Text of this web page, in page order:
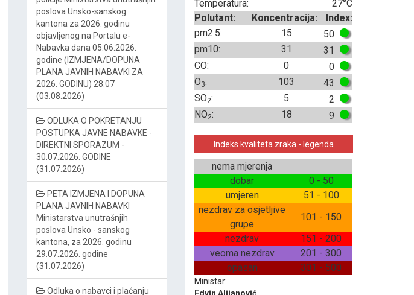
poslova Unsko-sanskog
kantona za 2026. godinu
objavljenog na Portalu e-
Nabavka dana 05.06.2026.
godine (IZMJENA/DOPUNA
PLANA JAVNIH NABAVKI ZA
2026. GODINU) 28.07
(03.08.2026)
ODLUKA O POKRETANJU
POSTUPKA JAVNE NABAVKE -
DIREKTNI SPORAZUM -
30.07.2026. GODINE
(31.07.2026)
PETA IZMJENA I DOPUNA
PLANA JAVNIH NABAVKI
Ministarstva unutrašnjih
poslova Unsko - sanskog
kantona, za 2026. godinu
29.07.2026. godine
(31.07.2026)
Odluka o nabavci i plaćanju
Temperatura:
27°C
Polutant:
Koncentracija:
Index:
pm2.5:
15
50
pm10:
31
31
CO:
0
0
O3: 103
43
SO2: 5
2
NO2: 18 9
Indeks kvaliteta zraka - legenda
nema mjerenja
dobar
0 - 50
umjeren
51 - 100
nezdrav za osjetljive
grupe
101 - 150
nezdrav
151 - 200
veoma nezdrav
201 - 300
opasan
301 - 500
Ministar: